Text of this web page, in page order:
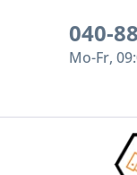
040-
Mo-Fr,